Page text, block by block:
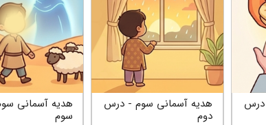
هدیه آسمانی
سوم
هدیه آسمانی سوم - درس
دوم
درس